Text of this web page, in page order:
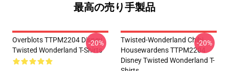
最高の売り手製品
Overblots TTPM2204 Disney
Twisted Wonderland T-Shirts
-20%
Twisted-Wonderland Chibi
Housewardens TTPM2204
Disney Twisted Wonderland T-
-20%